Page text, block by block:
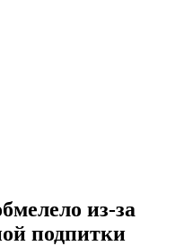
из-за
подпитки